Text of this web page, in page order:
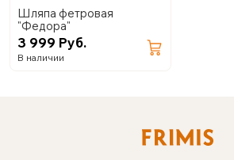
Шляпа фетровая
"Федора"
3 999 Руб.
В наличии